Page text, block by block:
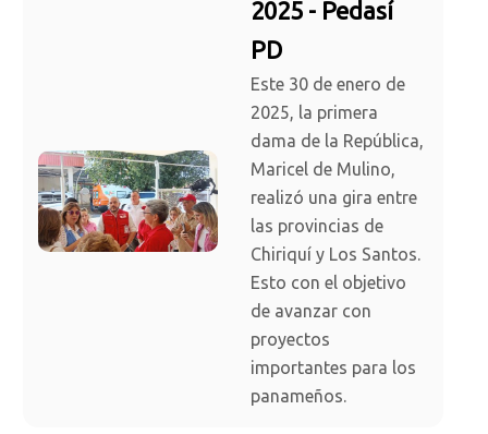
2025 - Pedasí
PD
Este 30 de enero de
2025, la primera
dama de la República,
Maricel de Mulino,
realizó una gira entre
las provincias de
Chiriquí y Los Santos.
Esto con el objetivo
de avanzar con
proyectos
importantes para los
panameños.